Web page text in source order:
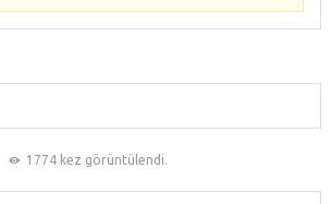
1774 kez görüntülendi.